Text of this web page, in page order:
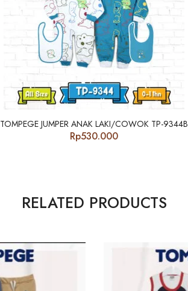
TOMPEGE JUMPER ANAK LAKI/COWOK TP-9344B
Rp530.000
RELATED PRODUCTS